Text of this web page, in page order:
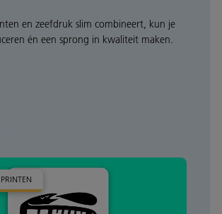
en zeefdruk slim combineert, kun je
én een sprong in kwaliteit maken.